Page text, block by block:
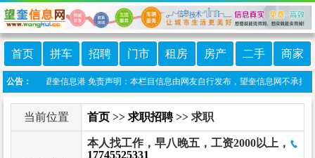
首页 拼车 招聘 门市 租房 房产 二手 商家
公告：
小程序:望奎信息港 免责声明：本栏目信息由网友自行发布，望奎信息网不承担
当前位置 首页 >> 求职招聘>> 求职
本人找工作，早八晚五，工资2000以上，
17745525331